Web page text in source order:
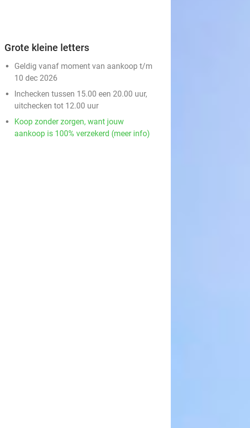
Grote kleine letters
Geldig vanaf moment van aankoop t/m
10 dec 2026
Inchecken tussen 15.00 een 20.00 uur,
uitchecken tot 12.00 uur
Koop zonder zorgen, want jouw
aankoop is 100% verzekerd (meer info)